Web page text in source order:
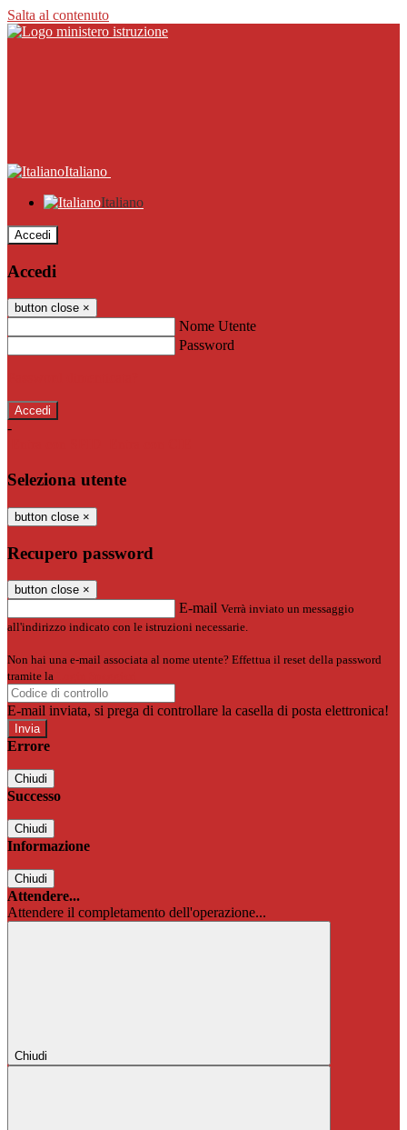
Salta al contenuto
Italiano
Italiano
Accedi
Accedi
button close ×
Nome Utente
Password
-
Seleziona utente
button close ×
Recupero password
button close ×
E-mail Verrà inviato un messaggio
all'indirizzo indicato con le istruzioni necessarie.
Non hai una e-mail associata al nome utente? Effettua il reset della password
tramite la
E-mail inviata, si prega di controllare la casella di posta elettronica!
Errore
Chiudi
Successo
Chiudi
Informazione
Chiudi
Attendere...
Attendere il completamento dell'operazione...
Chiudi